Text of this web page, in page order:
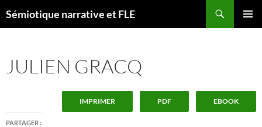
auSémiotique narrative et FLE
JULIEN GRACQ
IMPRIMER PDF EBOOK
PARTAGER :